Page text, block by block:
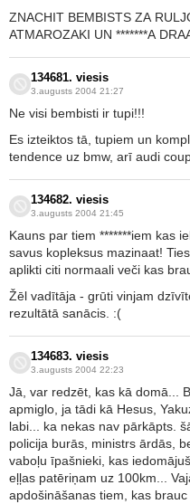
ZNACHIT BEMBISTS ZA
ATMAROZAKI UN *******A
134681. viesis
3.augusts 2004 21:27
Ne visi bembisti ir tupi!!!
Es izteiktos tā, tupiem un
tendence uz bmw, arī audi
134682. viesis
3.augusts 2004 21:45
Kauns par tiem *******iem kas
savus kopleksus mazinaat!
aplikti citi normaali veči kas
Žēl vadītāja - grūti vinjam dzīvītē gājis , tāpēc jaut tāds raksturiņš ir
rezultātā sanācis. :(
134683. viesis
3.augusts 2004 22:23
Jā, var redzēt, kas kā domā...
apmiglo, ja tādi kā Hesus,
labi... ka nekas nav pārkāpts.
policija burās, ministrs ārdās,
vaboļu īpašnieki, kas
eļļas patēriņam uz 100km...
apdošināšanas tiem, kas